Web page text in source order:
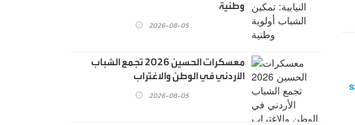
وطنية
2026-08-05
معسكرات الحسين 2026 تجمع الشباب
الأردني في الوطن والاغتراب
2026-08-05